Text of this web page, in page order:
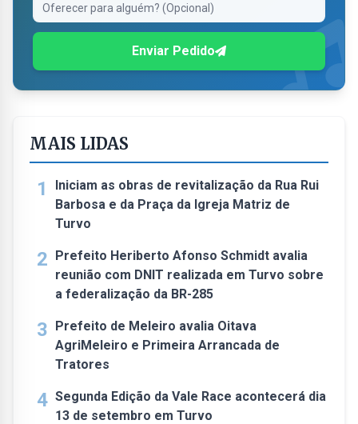
Enviar Pedido
MAIS LIDAS
1
Iniciam as obras de revitalização da Rua Rui
Barbosa e da Praça da Igreja Matriz de
Turvo
2 Prefeito Heriberto Afonso Schmidt avalia
reunião com DNIT realizada em Turvo sobre
a federalização da BR-285
3 Prefeito de Meleiro avalia Oitava
AgriMeleiro e Primeira Arrancada de
Tratores
4 Segunda Edição da Vale Race acontecerá dia
13 de setembro em Turvo